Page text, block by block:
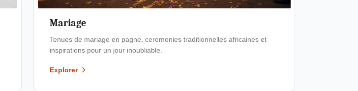
Mariage
Tenues de mariage en pagne, ceremonies traditionnelles africaines et
inspirations pour un jour inoubliable.
Explorer